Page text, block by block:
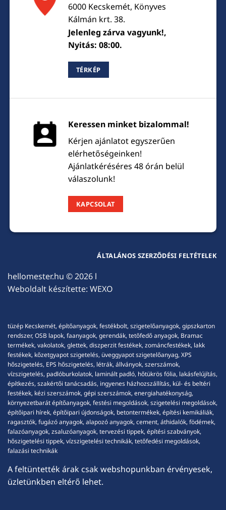
6000 Kecskemét, Könyves
Kálmán krt. 38.
Jelenleg zárva vagyunk!,
Nyitás: 08:00.
TÉRKÉP
Keressen minket bizalommal!
Kérjen ajánlatot egyszerűen
elérhetőségeinken!
Ajánlatkéréséres 48 órán belül
válaszolunk!
KAPCSOLAT
hellomester.hu © 2026 l
Weboldalt készítette: WEXO
ÁLTALÁNOS SZERZŐDÉSI FELTÉTELEK
tüzép Kecskemét, építőanyagok, festékbolt, szigetelőanyagok, gipszkarton
rendszer, OSB lapok, faanyagok, gerendák, tetőfedő anyagok, Bramac
termékek, vakolatok, glettek, diszperzit festékek, zománcfestékek, lakk
festékek, kőzetgyapot szigetelés, üveggyapot szigetelőanyag, XPS
hőszigetelés, EPS hőszigetelés, létrák, állványok, szerszámok,
vízszigetelés, padlóburkolatok, laminált padló, hőtükrös fólia, lakásfelújítás,
építkezés, szakértői tanácsadás, ingyenes házhozszállítás, kül- és beltéri
festékek, kézi szerszámok, gépi szerszámok, energiahatékonyság,
környezetbarát építőanyagok, festési megoldások, szigetelési megoldások,
építőipari hírek, építőipari újdonságok, betontermékek, építési kemikáliák,
ragasztók, fugázó anyagok, alapozó anyagok, cement, áthidalók, födémek,
falazóanyagok, zsaluzóanyagok, tervezési tippek, építési szabványok,
hőszigetelési tippek, vízszigetelési technikák, tetőfedési megoldások,
falazási technikák
A feltüntették árak csak webshopunkban érvényesek,
üzletünkben eltérő lehet.